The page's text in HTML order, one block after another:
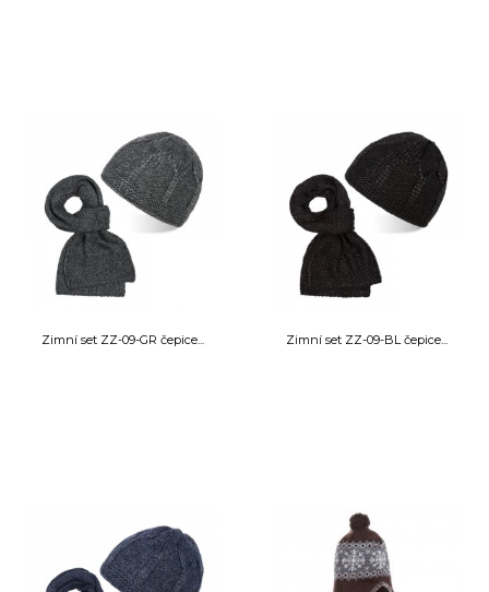
Zimní set ZZ-09-GR čepice... Zimní set ZZ-09-BL čepice...